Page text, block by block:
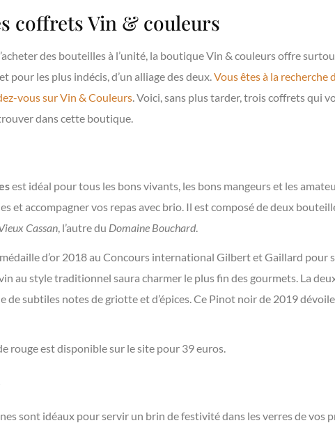
coffrets Vin & couleurs
des bouteilles à l’unité, la boutique Vin & couleurs offre
pour les plus indécis, d’un alliage des deux.Vous êtes à la recherche
vous sur Vin & Couleurs. Voici, sans plus tarder, trois coffrets qui
dans cette boutique.
est idéal pour tous les bons vivants, les bons mangeurs et les
et accompagner vos repas avec brio. Il est composé de deux
Cassan, l’autre du Domaine Bouchard.
d’or 2018 au Concours international Gilbert et Gaillard pour
au style traditionnel saura charmer le plus fin des gourmets. La
de subtiles notes de griotte et d’épices. Ce Pinot noir de 2019
rouge est disponible sur le site pour 39 euros.
sont idéaux pour servir un brin de festivité dans les verres de vos